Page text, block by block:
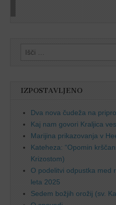
Išči:
IZPOSTAVLJENO
Dva nova čudeža na
Kaj nam govori Kraljica
Marijina prikazovanja v
Kateheza: “Opomin
Krizostom)
O podelitvi odpustka med
leta 2025
Sedem božjih orožij (sv.